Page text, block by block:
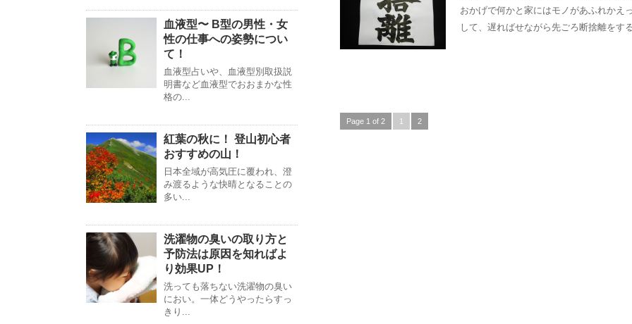
おかげで何かと家にはモノがあふれかえ
して、遅ればせながら先ごろ断捨離をす
Page 1 of 2 1 2
血液型〜 B型の男性・女
性の仕事への姿勢につい
て！
血液型占いや、血液型別取扱説
明書など血液型でおおまかな性
格の...
紅葉の秋に！ 登山初心者
おすすめの山！
日本全域が高気圧に覆われ、澄
み渡るような快晴となることの
多い...
洗濯物の臭いの取り方と
予防法は原因を知ればよ
り効果UP！
洗っても落ちない洗濯物の臭い
におい。一体どうやったらすっ
きり...